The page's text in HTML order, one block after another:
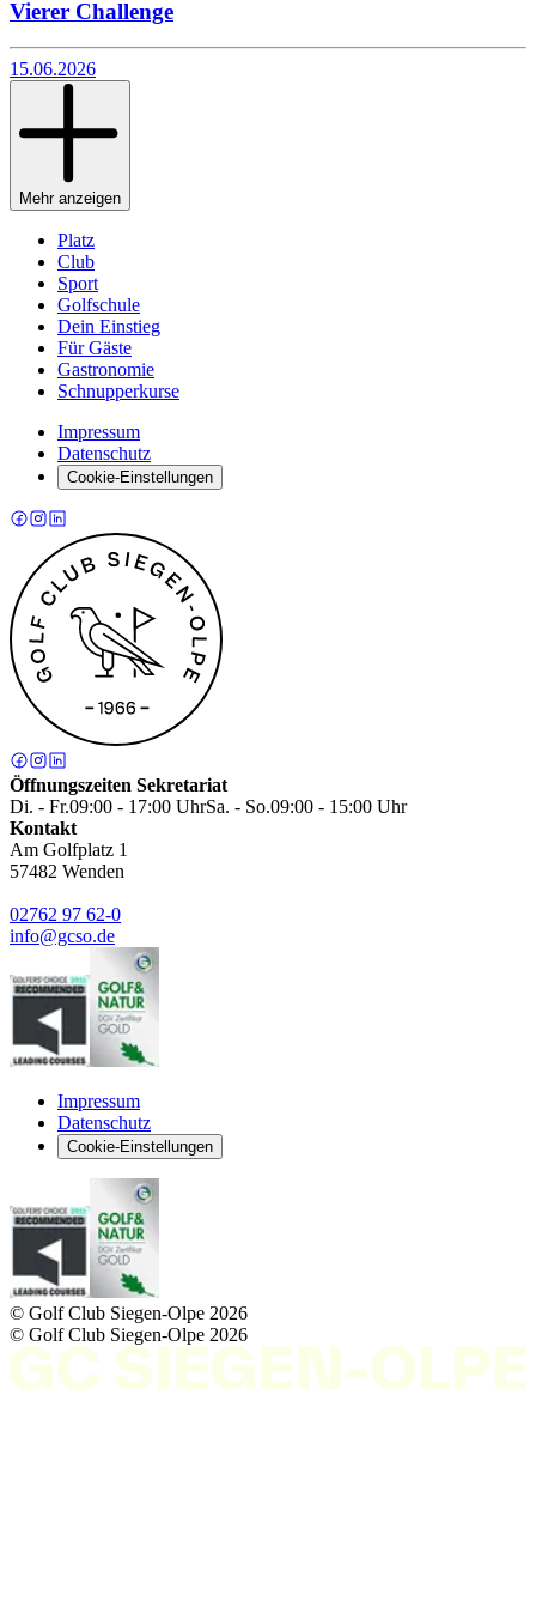
Vierer Challenge
15.06.2026
Mehr anzeigen
Platz
Club
Sport
Golfschule
Dein Einstieg
Für Gäste
Gastronomie
Schnupperkurse
Impressum
Datenschutz
Cookie-Einstellungen
Öffnungszeiten Sekretariat
Di. - Fr.09:00 - 17:00 UhrSa. - So.09:00 - 15:00 Uhr
Kontakt
Am Golfplatz 1
57482 Wenden
02762 97 62-0
info@gcso.de
Impressum
Datenschutz
Cookie-Einstellungen
© Golf Club Siegen-Olpe 2026
© Golf Club Siegen-Olpe 2026